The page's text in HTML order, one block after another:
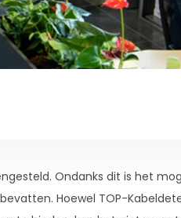
Ondanks dit is het
Hoewel TOP-